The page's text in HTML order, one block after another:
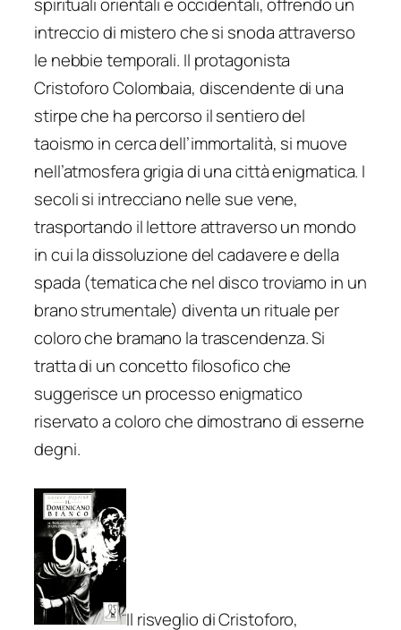
intreccio di mistero che si snoda attraverso
le nebbie temporali. Il protagonista
Cristoforo Colombaia, discendente di una
stirpe che ha percorso il sentiero del
taoismo in cerca dell’immortalità, si muove
nell’atmosfera grigia di una città enigmatica. I
secoli si intrecciano nelle sue vene,
trasportando il lettore attraverso un mondo
in cui la dissoluzione del cadavere e della
spada (tematica che nel disco troviamo in un
brano strumentale) diventa un rituale per
coloro che bramano la trascendenza. Si
tratta di un concetto filosofico che
suggerisce un processo enigmatico
riservato a coloro che dimostrano di esserne
degni.
Il risveglio di Cristoforo,